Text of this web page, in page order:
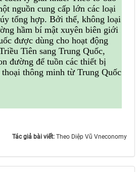
nguồn cung cấp lớn các loại
tổng hợp. Bởi thế, không loại
hầm bí mật xuyên biên giới
được dùng cho hoạt động
Tiên sang Trung Quốc,
đường để tuồn các thiết bị
thông minh từ Trung Quốc
Tác giả bài viết: Theo Diệp Vũ Vneconomy